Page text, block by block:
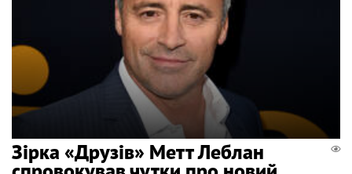
Зірка «Друзів» Метт Леблан